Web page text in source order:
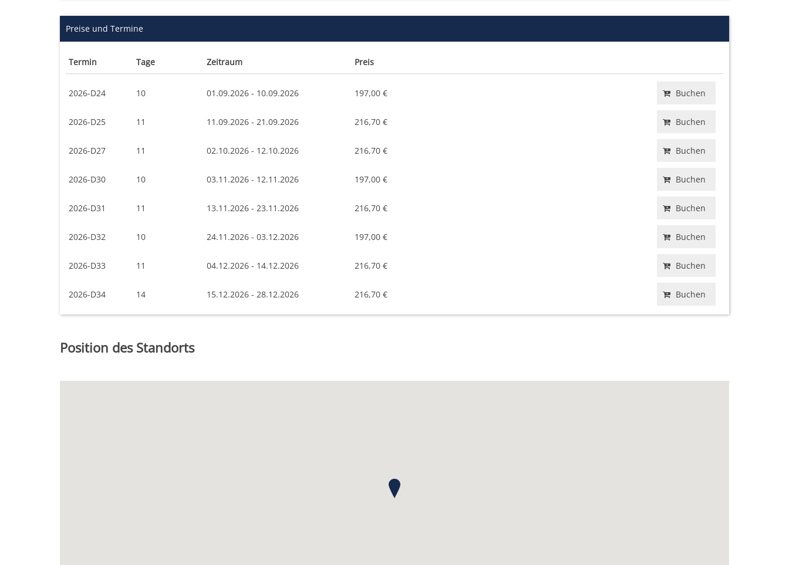
Preise und Termine
Termin Tage Zeitraum Preis
2026-D24 10 01.09.2026 - 10.09.2026 197,00 € Buchen
2026-D25 11 11.09.2026 - 21.09.2026 216,70 € Buchen
2026-D27 11 02.10.2026 - 12.10.2026 216,70 € Buchen
2026-D30 10 03.11.2026 - 12.11.2026 197,00 € Buchen
2026-D31 11 13.11.2026 - 23.11.2026 216,70 € Buchen
2026-D32 10 24.11.2026 - 03.12.2026 197,00 € Buchen
2026-D33 11 04.12.2026 - 14.12.2026 216,70 € Buchen
2026-D34 14 15.12.2026 - 28.12.2026 216,70 € Buchen
Position des Standorts